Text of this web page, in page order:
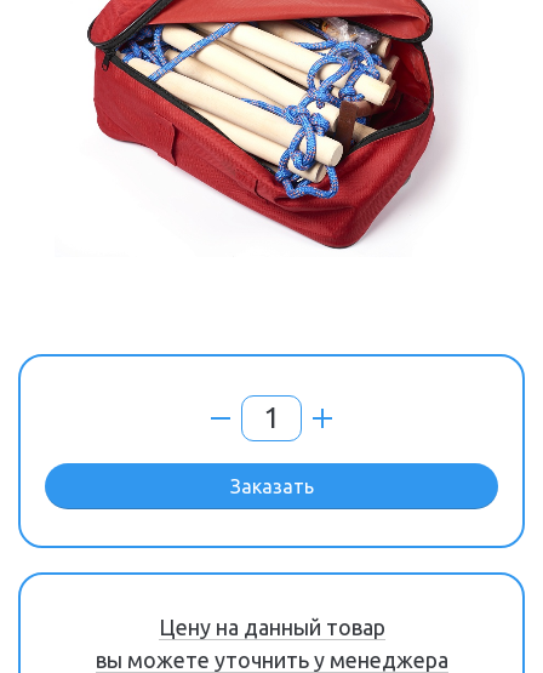
Заказать
Цену на данный товар
вы можете уточнить у менеджера